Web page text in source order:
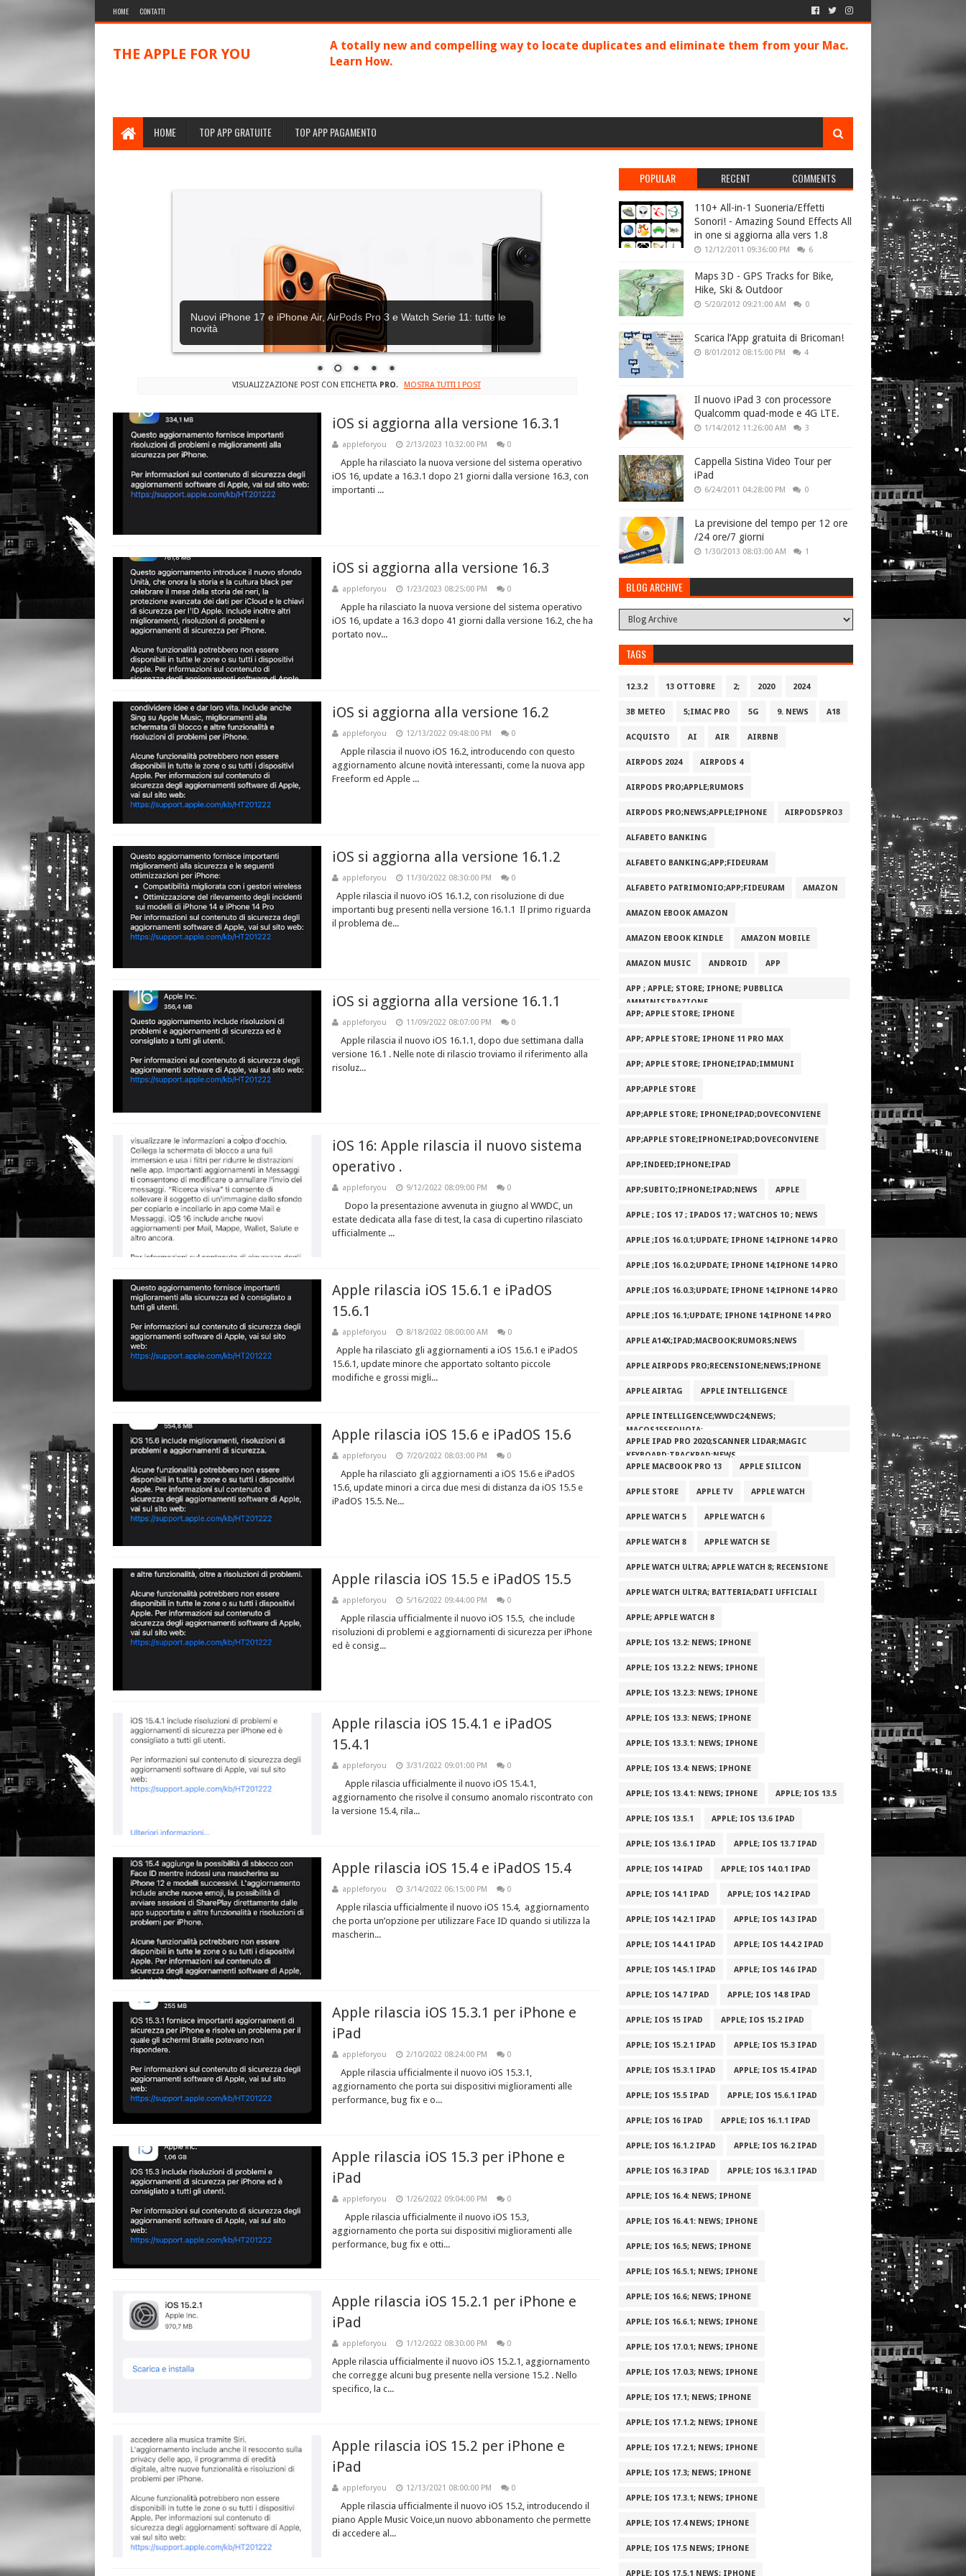
HOME CONTATTI
THE APPLE FOR YOU
A totally new and compelling way to locate duplicates and eliminate them from your Mac.
Learn How.
HOME TOP APP GRATUITE TOP APP PAGAMENTO
Nuovi iPhone 17 e iPhone Air, AirPods Pro 3 e Watch Serie 11: tutte le
novità
VISUALIZZAZIONE POST CON ETICHETTA PRO. MOSTRA TUTTI I POST
iOS si aggiorna alla versione 16.3.1
appleforyou 2/13/2023 10:32:00 PM 0
Apple ha rilasciato la nuova versione del sistema operativo
iOS 16, update a 16.3.1 dopo 21 giorni dalla versione 16.3, con
importanti ...
iOS si aggiorna alla versione 16.3
appleforyou 1/23/2023 08:25:00 PM 0
Apple ha rilasciato la nuova versione del sistema operativo
iOS 16, update a 16.3 dopo 41 giorni dalla versione 16.2, che ha
portato nov...
iOS si aggiorna alla versione 16.2
appleforyou 12/13/2022 09:48:00 PM 0
Apple rilascia il nuovo iOS 16.2, introducendo con questo
aggiornamento alcune novità interessanti, come la nuova app
Freeform ed Apple ...
iOS si aggiorna alla versione 16.1.2
appleforyou 11/30/2022 08:30:00 PM 0
Apple rilascia il nuovo iOS 16.1.2, con risoluzione di due
importanti bug presenti nella versione 16.1.1 Il primo riguarda
il problema de...
iOS si aggiorna alla versione 16.1.1
appleforyou 11/09/2022 08:07:00 PM 0
Apple rilascia il nuovo iOS 16.1.1, dopo due settimana dalla
versione 16.1 . Nelle note di rilascio troviamo il riferimento alla
risoluz...
iOS 16: Apple rilascia il nuovo sistema
operativo .
appleforyou 9/12/2022 08:09:00 PM 0
Dopo la presentazione avvenuta in giugno al WWDC, un
estate dedicata alla fase di test, la casa di cupertino rilasciato
ufficialmente ...
Apple rilascia iOS 15.6.1 e iPadOS
15.6.1
appleforyou 8/18/2022 08:00:00 AM 0
Apple ha rilasciato gli aggiornamenti a iOS 15.6.1 e iPadOS
15.6.1, update minore che apportato soltanto piccole
modifiche e grossi migli...
Apple rilascia iOS 15.6 e iPadOS 15.6
appleforyou 7/20/2022 08:03:00 PM 0
Apple ha rilasciato gli aggiornamenti a iOS 15.6 e iPadOS
15.6, update minori a circa due mesi di distanza da iOS 15.5 e
iPadOS 15.5. Ne...
Apple rilascia iOS 15.5 e iPadOS 15.5
appleforyou 5/16/2022 09:44:00 PM 0
Apple rilascia ufficialmente il nuovo iOS 15.5, che include
risoluzioni di problemi e aggiornamenti di sicurezza per iPhone
ed è consig...
Apple rilascia iOS 15.4.1 e iPadOS
15.4.1
appleforyou 3/31/2022 09:01:00 PM 0
Apple rilascia ufficialmente il nuovo iOS 15.4.1,
aggiornamento che risolve il consumo anomalo riscontrato con
la versione 15.4, rila...
Apple rilascia iOS 15.4 e iPadOS 15.4
appleforyou 3/14/2022 06:15:00 PM 0
Apple rilascia ufficialmente il nuovo iOS 15.4, aggiornamento
che porta un’opzione per utilizzare Face ID quando si utilizza la
mascherin...
Apple rilascia iOS 15.3.1 per iPhone e
iPad
appleforyou 2/10/2022 08:24:00 PM 0
Apple rilascia ufficialmente il nuovo iOS 15.3.1,
aggiornamento che porta sui dispositivi miglioramenti alle
performance, bug fix e o...
Apple rilascia iOS 15.3 per iPhone e
iPad
appleforyou 1/26/2022 09:04:00 PM 0
Apple rilascia ufficialmente il nuovo iOS 15.3,
aggiornamento che porta sui dispositivi miglioramenti alle
performance, bug fix e otti...
Apple rilascia iOS 15.2.1 per iPhone e
iPad
appleforyou 1/12/2022 08:30:00 PM 0
Apple rilascia ufficialmente il nuovo iOS 15.2.1, aggiornamento
che corregge alcuni bug presente nella versione 15.2 . Nello
specifico, la c...
Apple rilascia iOS 15.2 per iPhone e
iPad
appleforyou 12/13/2021 08:00:00 PM 0
Apple rilascia ufficialmente il nuovo iOS 15.2, introducendo il
piano Apple Music Voice,un nuovo abbonamento che permette
di accedere al...
POPULAR RECENT COMMENTS
110+ All-in-1 Suoneria/Effetti
Sonori! - Amazing Sound Effects All
in one si aggiorna alla vers 1.8
12/12/2011 09:36:00 PM 6
Maps 3D - GPS Tracks for Bike,
Hike, Ski & Outdoor
5/20/2012 09:21:00 AM 0
Scarica l’App gratuita di Bricoman!
8/01/2012 08:15:00 PM 4
Il nuovo iPad 3 con processore
Qualcomm quad-mode e 4G LTE.
1/14/2012 11:26:00 AM 3
Cappella Sistina Video Tour per
iPad
6/24/2011 04:28:00 PM 0
La previsione del tempo per 12 ore
/24 ore/7 giorni
1/30/2013 08:03:00 AM 1
BLOG ARCHIVE
TAGS
12.3.2 13 OTTOBRE 2; 2020 2024
3B METEO 5;IMAC PRO 5G 9. NEWS A18
ACQUISTO AI AIR AIRBNB
AIRPODS 2024 AIRPODS 4
AIRPODS PRO;APPLE;RUMORS
AIRPODS PRO;NEWS;APPLE;IPHONE AIRPODSPRO3
ALFABETO BANKING
ALFABETO BANKING;APP;FIDEURAM
ALFABETO PATRIMONI‪O‬;APP;FIDEURAM AMAZON
AMAZON EBOOK AMAZON
AMAZON EBOOK KINDLE AMAZON MOBILE
AMAZON MUSIC ANDROID APP
APP ; APPLE; STORE; IPHONE; PUBBLICA
AMMINISTRAZIONE
APP; APPLE STORE; IPHONE
APP; APPLE STORE; IPHONE 11 PRO MAX
APP; APPLE STORE; IPHONE;IPAD;IMMUNI
APP;APPLE STORE
APP;APPLE STORE; IPHONE;IPAD;DOVECONVIENE
APP;APPLE STORE;IPHONE;IPAD;DOVECONVIENE
APP;INDEED;IPHONE;IPAD
APP;SUBITO;IPHONE;IPAD;NEWS APPLE
APPLE ; IOS 17 ; IPADOS 17 ; WATCHOS 10 ; NEWS
APPLE ;IOS 16.0.1;UPDATE; IPHONE 14;IPHONE 14 PRO
APPLE ;IOS 16.0.2;UPDATE; IPHONE 14;IPHONE 14 PRO
APPLE ;IOS 16.0.3;UPDATE; IPHONE 14;IPHONE 14 PRO
APPLE ;IOS 16.1;UPDATE; IPHONE 14;IPHONE 14 PRO
APPLE A14X;IPAD;MACBOOK;RUMORS;NEWS
APPLE AIRPODS PRO;RECENSIONE;NEWS;IPHONE
APPLE AIRTAG APPLE INTELLIGENCE
APPLE INTELLIGENCE;WWDC24;NEWS;
MACOS15SEQUOIA;
APPLE IPAD PRO 2020;SCANNER LIDAR;MAGIC
KEYBOARD;TRACKPAD;NEWS
APPLE MACBOOK PRO 13
APPLE SILICON
APPLE STORE APPLE TV APPLE WATCH
APPLE WATCH 5 APPLE WATCH 6
APPLE WATCH 8 APPLE WATCH SE
APPLE WATCH ULTRA; APPLE WATCH 8; RECENSIONE
APPLE WATCH ULTRA; BATTERIA;DATI UFFICIALI
APPLE; APPLE WATCH 8
APPLE; IOS 13.2: NEWS; IPHONE
APPLE; IOS 13.2.2: NEWS; IPHONE
APPLE; IOS 13.2.3: NEWS; IPHONE
APPLE; IOS 13.3: NEWS; IPHONE
APPLE; IOS 13.3.1: NEWS; IPHONE
APPLE; IOS 13.4: NEWS; IPHONE
APPLE; IOS 13.4.1: NEWS; IPHONE APPLE; IOS 13.5
APPLE; IOS 13.5.1 APPLE; IOS 13.6 IPAD
APPLE; IOS 13.6.1 IPAD APPLE; IOS 13.7 IPAD
APPLE; IOS 14 IPAD APPLE; IOS 14.0.1 IPAD
APPLE; IOS 14.1 IPAD APPLE; IOS 14.2 IPAD
APPLE; IOS 14.2.1 IPAD APPLE; IOS 14.3 IPAD
APPLE; IOS 14.4.1 IPAD APPLE; IOS 14.4.2 IPAD
APPLE; IOS 14.5.1 IPAD APPLE; IOS 14.6 IPAD
APPLE; IOS 14.7 IPAD APPLE; IOS 14.8 IPAD
APPLE; IOS 15 IPAD APPLE; IOS 15.2 IPAD
APPLE; IOS 15.2.1 IPAD APPLE; IOS 15.3 IPAD
APPLE; IOS 15.3.1 IPAD APPLE; IOS 15.4 IPAD
APPLE; IOS 15.5 IPAD APPLE; IOS 15.6.1 IPAD
APPLE; IOS 16 IPAD APPLE; IOS 16.1.1 IPAD
APPLE; IOS 16.1.2 IPAD APPLE; IOS 16.2 IPAD
APPLE; IOS 16.3 IPAD APPLE; IOS 16.3.1 IPAD
APPLE; IOS 16.4: NEWS; IPHONE
APPLE; IOS 16.4.1: NEWS; IPHONE
APPLE; IOS 16.5; NEWS; IPHONE
APPLE; IOS 16.5.1; NEWS; IPHONE
APPLE; IOS 16.6; NEWS; IPHONE
APPLE; IOS 16.6.1; NEWS; IPHONE
APPLE; IOS 17.0.1; NEWS; IPHONE
APPLE; IOS 17.0.3; NEWS; IPHONE
APPLE; IOS 17.1; NEWS; IPHONE
APPLE; IOS 17.1.2; NEWS; IPHONE
APPLE; IOS 17.2.1; NEWS; IPHONE
APPLE; IOS 17.3; NEWS; IPHONE
APPLE; IOS 17.3.1; NEWS; IPHONE
APPLE; IOS 17.4 NEWS; IPHONE
APPLE; IOS 17.5 NEWS; IPHONE
APPLE; IOS 17.5.1 NEWS; IPHONE